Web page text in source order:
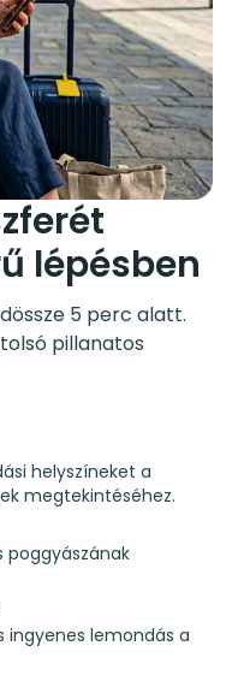
lépésben
5 perc alatt.
pillanatos
helyszíneket a
megtekintéséhez.
poggyászának
ingyenes lemondás a